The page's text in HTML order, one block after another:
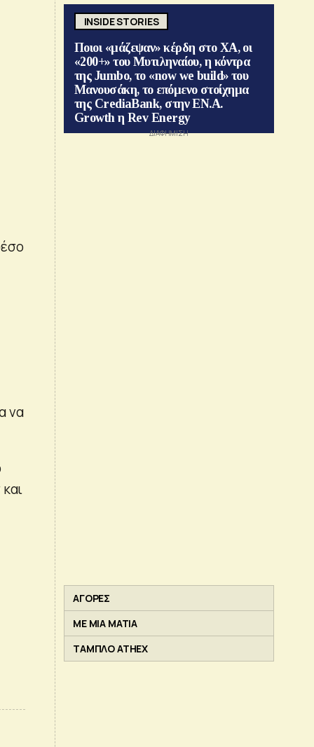
να
INSIDE STORIES
Ποιοι «μάζεψαν» κέρδη στο ΧΑ, οι
«200+» του Μυτιληναίου, η κόντρα
της Jumbo, το «now we build» του
Μανουσάκη, το επόμενο στοίχημα
της CrediaBank, στην ΕΝ.Α.
Growth η Rev Energy
ΑΓΟΡΕΣ
ΜΕ ΜΙΑ ΜΑΤΙΑ
ΤΑΜΠΛΟ ATHEX